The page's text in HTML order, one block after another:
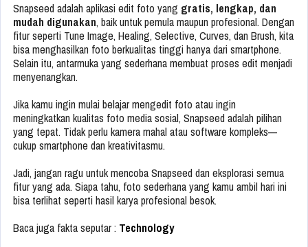
Snapseed adalah aplikasi edit foto yang gratis, lengkap, dan
mudah digunakan, baik untuk pemula maupun profesional. Dengan
fitur seperti Tune Image, Healing, Selective, Curves, dan Brush, kita
bisa menghasilkan foto berkualitas tinggi hanya dari smartphone.
Selain itu, antarmuka yang sederhana membuat proses edit menjadi
menyenangkan.
Jika kamu ingin mulai belajar mengedit foto atau ingin
meningkatkan kualitas foto media sosial, Snapseed adalah pilihan
yang tepat. Tidak perlu kamera mahal atau software kompleks—
cukup smartphone dan kreativitasmu.
Jadi, jangan ragu untuk mencoba Snapseed dan eksplorasi semua
fitur yang ada. Siapa tahu, foto sederhana yang kamu ambil hari ini
bisa terlihat seperti hasil karya profesional besok.
Baca juga fakta seputar : Technology